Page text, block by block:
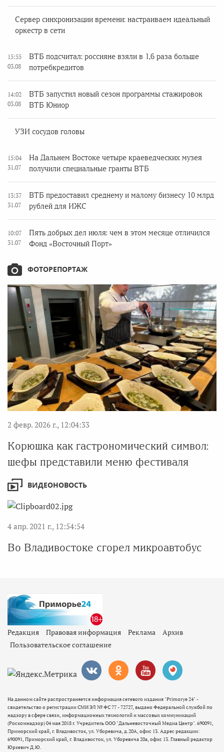
Сервер синхронизации времени: настраиваем идеальный
оркестр в сети
15:55
03.08
ВТБ подсчитал: россияне взяли в 1,6 раза больше
потребкредитов
14:02
03.08
ВТБ запустил новый сезон программы стажировок
ВТБ Юниор
УЗИ сосудов головы
15:04
31.07
На Дальнем Востоке четыре краеведческих музея
получили специальные гранты ВТБ
13:37
31.07
ВТБ предоставил среднему и малому бизнесу 10 млрд
рублей для ИЖС
10:07
31.07
Пять добрых дел июля: чем в этом месяце отличился
Фонд «Восточный Порт»
ФОТОРЕПОРТАЖ
2 февр. 2026 г., 12:04:33
Корюшка как гастрономический символ:
шефы представили меню фестиваля
ВИДЕОНОВОСТЬ
4 апр. 2021 г., 12:54:54
Во Владивостоке сгорел микроавтобус
Редакция Правовая информация Реклама
Архив
Пользовательское соглашение
На данном сайте распространяется информация сетевого издания "Primorye 24" -
свидетельство о регистрации СМИ ЭЛ № ФС 77 - 72727, выдано Федеральной службой по
надзору в сфере связи, информационных технологий и массовых коммуникаций
(Роскомнадзор) 04 мая 2018 г. Учредитель ООО "Дальневосточный Медиа Центр". 690091,
Приморский край, г. Владивосток, ул. Уборевича, д.20А, офис 13. Адрес редакции:
690091, Приморский край, г. Владивосток, ул. Уборевича 20а, офис 13. Главный редактор
Юркевич Д.Ю.